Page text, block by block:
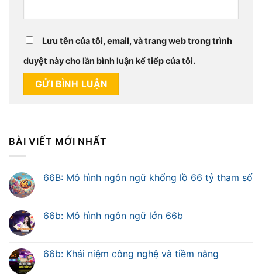
Lưu tên của tôi, email, và trang web trong trình
duyệt này cho lần bình luận kế tiếp của tôi.
BÀI VIẾT MỚI NHẤT
66B: Mô hình ngôn ngữ khổng lồ 66 tỷ tham số
66b: Mô hình ngôn ngữ lớn 66b
66b: Khái niệm công nghệ và tiềm năng